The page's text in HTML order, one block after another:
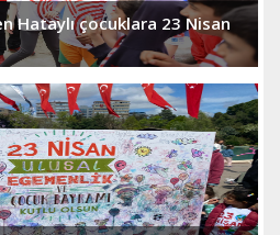
Hataylı çocuklara 23 Nisan